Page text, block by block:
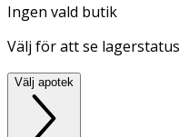
Ingen vald butik
Välj för att se lagerstatus
Välj apotek